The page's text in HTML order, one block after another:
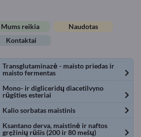
Mums reikia
Naudotas
Kontaktai
Transglutaminazė - maisto priedas ir
maisto fermentas
Mono- ir digliceridų diacetilvyno
rūgšties esteriai
Kalio sorbatas maistinis
Ksantano derva, maistinė ir naftos
gręžinių rūšis (200 ir 80 mešų)